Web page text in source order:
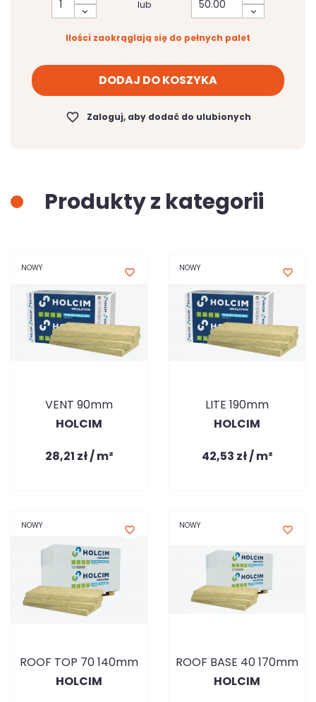
lub
Ilości zaokrąglają się do pełnych palet
DODAJ DO KOSZYKA
favorite_border Zaloguj, aby dodać do ulubionych
Produkty z kategorii
NOWY favorite_border
VENT 90mm
HOLCIM
28,21 zł / m²
NOWY favorite_border
LITE 190mm
HOLCIM
42,53 zł / m²
NOWY favorite_border
ROOF TOP 70 140mm
HOLCIM
NOWY favorite_border
ROOF BASE 40 170mm
HOLCIM